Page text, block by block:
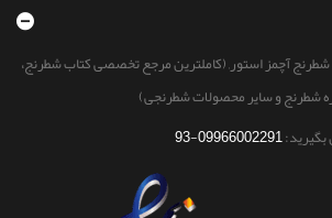
آچمز استور, (کاملترین مرجع تخصصی کتاب شطرنج،
شطرنج و سایر محصولات شطرنجی)
بگیرید:09966002291-93